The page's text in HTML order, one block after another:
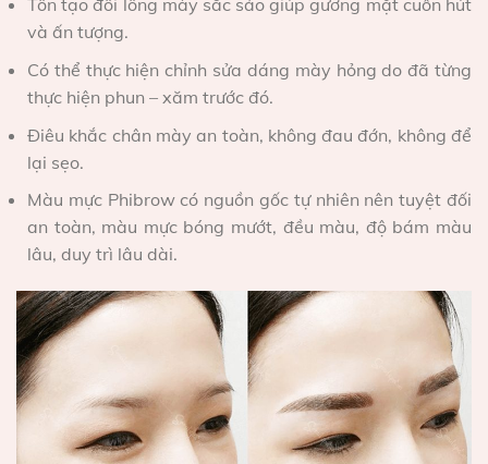
Tôn tạo đôi lông mày sắc sảo giúp gương mặt cuốn hút
và ấn tượng.
Có thể thực hiện chỉnh sửa dáng mày hỏng do đã từng
thực hiện phun – xăm trước đó.
Điêu khắc chân mày an toàn, không đau đớn, không để
lại sẹo.
Màu mực Phibrow có nguồn gốc tự nhiên nên tuyệt đối
an toàn, màu mực bóng mướt, đều màu, độ bám màu
lâu, duy trì lâu dài.